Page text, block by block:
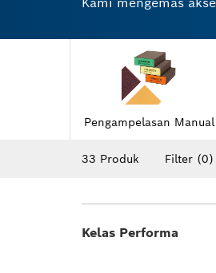
Membersihkan bulu
grinder. Busa,
aksesori alat
Pengampelasan Manual
33 Produk Filter (0)
Kelas Performa